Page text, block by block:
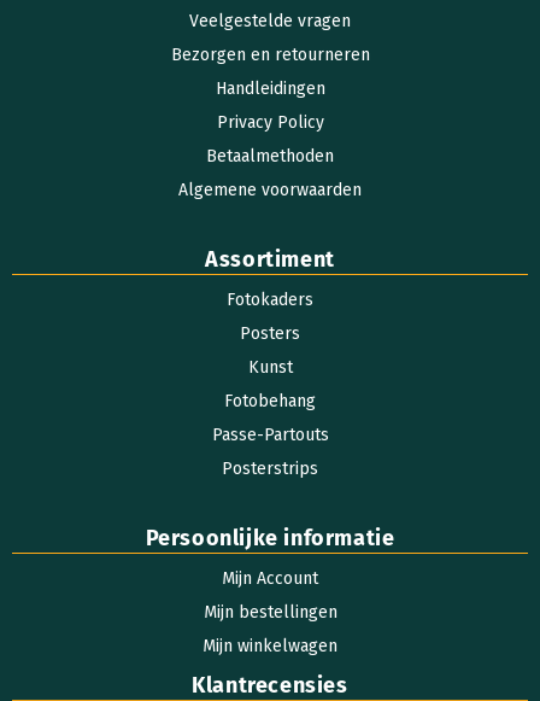
Veelgestelde vragen
Bezorgen en retourneren
Handleidingen
Privacy Policy
Betaalmethoden
Algemene voorwaarden
Assortiment
Fotokaders
Posters
Kunst
Fotobehang
Passe-Partouts
Posterstrips
Persoonlijke informatie
Mijn Account
Mijn bestellingen
Mijn winkelwagen
Klantrecensies